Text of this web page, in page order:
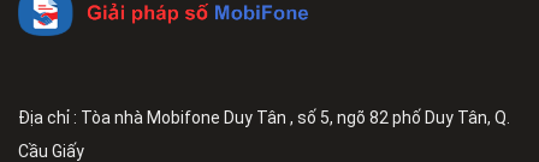
Địa chỉ : Tòa nhà Mobifone Duy Tân , số 5, ngõ 82 phố Duy Tân, Q.
Cầu Giấy